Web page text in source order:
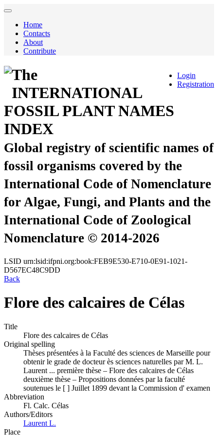
Home
Contacts
About
Contribute
Login
Registration
The
INTERNATIONAL
FOSSIL PLANT NAMES
INDEX
Global registry of scientific names of
fossil organisms covered by the
International Code of Nomenclature
for Algae, Fungi, and Plants and the
International Code of Zoological
Nomenclature © 2014-2026
LSID urn:lsid:ifpni.org:book:FEB9E530-E710-0E91-1021-
D567EC48C9DD
Back
Flore des calcaires de Célas
Title
Flore des calcaires de Célas
Original spelling
Thèses présentées à la Faculté des sciences de Marseille pour
obtenir le grade de docteur ès sciences naturelles par M. L.
Laurent ... première thèse – Flore des calcaires de Célas
deuxième thèse – Propositions données par la faculté
soutenues le [ ] Juillet 1899 devant la Commission d' examen
Abbreviation
Fl. Calc. Célas
Authors/Editors
Laurent L.
Place